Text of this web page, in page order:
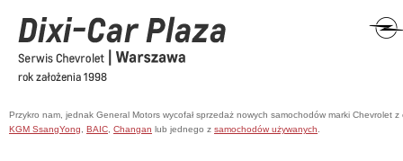
Przykro nam, jednak General Motors wycofał sprzedaż nowych samochodów marki Chevrolet
KGM SsangYong
BAIC Changan lub jednego z samochodów używanych